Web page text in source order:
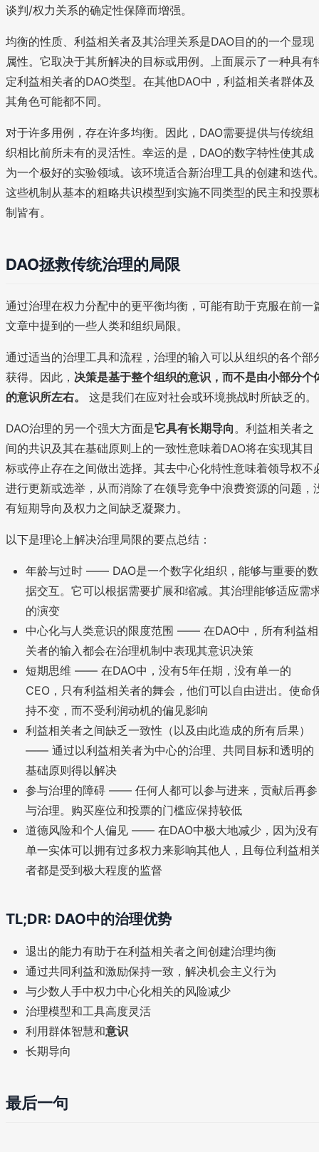
谈判/权力关系的确定性保障而增强。
均衡的性质、利益相关者及其治理关系是DAO目的的一个显现
属性。它取决于其所解决的目标或用例。上面展示了一种具有
定利益相关者的DAO类型。在其他DAO中，利益相关者群体及
其角色可能都不同。
对于许多用例，存在许多均衡。因此，DAO需要提供与传统组
织相比前所未有的灵活性。幸运的是，DAO的数字特性使其成
为一个极好的实验领域。该环境适合新治理工具的创建和迭代
这些机制从基本的粗略共识模型到实施不同类型的民主和投票
制皆有。
DAO拯救传统治理的局限
通过治理在权力分配中的更平衡均衡，可能有助于克服在前一
文章中提到的一些人类和组织局限。
通过适当的治理工具和流程，治理的输入可以从组织的各个部
获得。因此， 决策是基于整个组织的意识，而不是由小部分个
的意识所左右。
这是我们在应对社会或环境挑战时所缺乏的。
DAO治理的另一个强大方面是它具有长期导向 。利益相关者之
间的共识及其在基础原则上的一致性意味着DAO将在实现其目
标或停止存在之间做出选择。其去中心化特性意味着领导权不
进行更新或选举，从而消除了在领导竞争中浪费资源的问题，
有短期导向及权力之间缺乏凝聚力。
以下是理论上解决治理局限的要点总结：
年龄与过时 —— DAO是一个数字化组织，能够与重要的数
据交互。它可以根据需要扩展和缩减。其治理能够适应需
的演变
中心化与人类意识的限度范围 —— 在DAO中，所有利益相
关者的输入都会在治理机制中表现其意识决策
短期思维 —— 在DAO中，没有5年任期，没有单一的
CEO，只有利益相关者的舞会，他们可以自由进出。使命
持不变，而不受利润动机的偏见影响
利益相关者之间缺乏一致性（以及由此造成的所有后果）
—— 通过以利益相关者为中心的治理、共同目标和透明的
基础原则得以解决
参与治理的障碍 —— 任何人都可以参与进来，贡献后再参
与治理。购买座位和投票的门槛应保持较低
道德风险和个人偏见 —— 在DAO中极大地减少，因为没有
单一实体可以拥有过多权力来影响其他人，且每位利益相
者都是受到极大程度的监督
TL;DR: DAO中的治理优势
退出的能力有助于在利益相关者之间创建治理均衡
通过共同利益和激励保持一致，解决机会主义行为
与少数人手中权力中心化相关的风险减少
治理模型和工具高度灵活
利用群体智慧和意识
长期导向
最后一句